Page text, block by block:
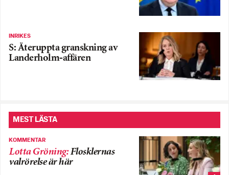
INRIKES
S: Återuppta granskning av
Landerholm-affären
MEST LÄSTA
KOMMENTAR
Lotta Gröning:Flosklernas
valrörelse är här